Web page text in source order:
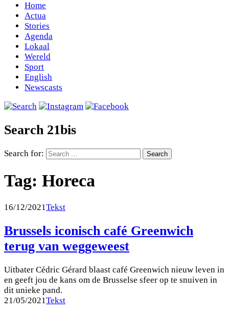
Home
Actua
Stories
Agenda
Lokaal
Wereld
Sport
English
Newscasts
Search 21bis
Search for:
Tag: Horeca
16/12/2021Tekst
Brussels iconisch café Greenwich
terug van weggeweest
Uitbater Cédric Gérard blaast café Greenwich nieuw leven in
en geeft jou de kans om de Brusselse sfeer op te snuiven in
dit unieke pand.
21/05/2021Tekst